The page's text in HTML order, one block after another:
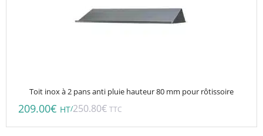
Toit inox à 2 pans anti pluie hauteur 80 mm pour rôtissoire
209.00€ HT/250.80€ TTC